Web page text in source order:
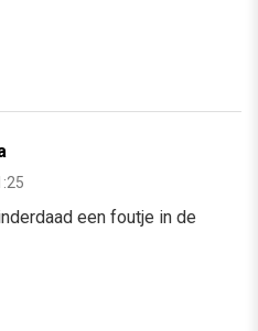
een foutje in de